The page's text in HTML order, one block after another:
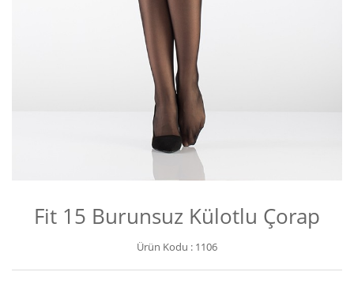
Fit 15 Burunsuz Külotlu Çorap
Ürün Kodu : 1106